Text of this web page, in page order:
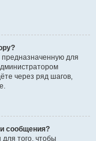
для
через ряд шагов,
сообщения?
того, чтобы